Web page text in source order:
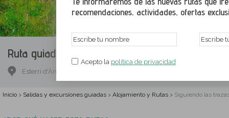
recomendaciones, actividades, ofertas
Acepto la política de privacidad
Ruta guiada.
Esterri d'Àneu, Pallars Sobirà, Lleida
Inicio > Salidas y excursiones guiadas > Alojamiento y Rutas > Siguiendo las